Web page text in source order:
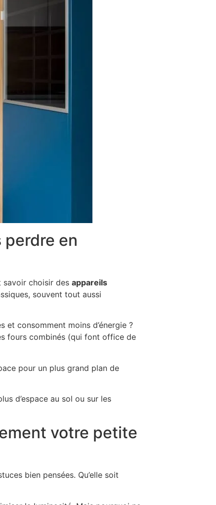
en
savoir choisir des appareils
souvent tout aussi
et consomment moins d’énergie ?
fours combinés (qui font office de
pour un plus grand plan de
d’espace au sol ou sur les
votre petite
bien pensées. Qu’elle soit